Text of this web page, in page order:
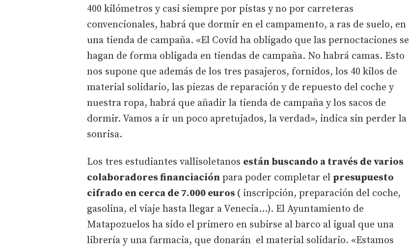
400 kilómetros y casi siempre por pistas y no por carreteras
convencionales, habrá que dormir en el campamento, a ras de suelo, en
una tienda de campaña. «El Covid ha obligado que las pernoctaciones se
hagan de forma obligada en tiendas de campaña. No habrá camas. Esto
nos supone que además de los tres pasajeros, fornidos, los 40 kilos de
material solidario, las piezas de reparación y de repuesto del coche y
nuestra ropa, habrá que añadir la tienda de campaña y los sacos de
dormir. Vamos a ir un poco apretujados, la verdad», indica sin perder la
sonrisa.
Los tres estudiantes vallisoletanos están buscando a través de varios
colaboradores financiación para poder completar el presupuesto
cifrado en cerca de 7.000 euros ( inscripción, preparación del coche,
gasolina, el viaje hasta llegar a Venecia...). El Ayuntamiento de
Matapozuelos ha sido el primero en subirse al barco al igual que una
librería y una farmacia, que donarán el material solidario. «Estamos